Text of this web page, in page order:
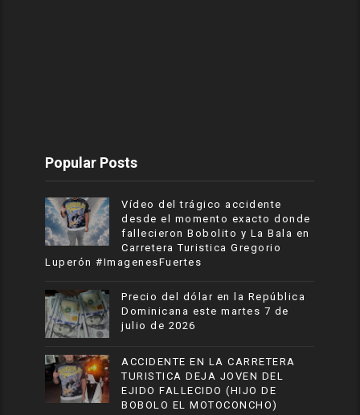
Popular Posts
Vídeo del trágico accidente
desde el momento exacto donde
fallecieron Bobolito y La Bala en
Carretera Turistica Gregorio
Luperón #ImagenesFuertes
Precio del dólar en la República
Dominicana este martes 7 de
julio de 2026
ACCIDENTE EN LA CARRETERA
TURISTICA DEJA JOVEN DEL
EJIDO FALLECIDO (HIJO DE
BOBOLO EL MOTOCONCHO)